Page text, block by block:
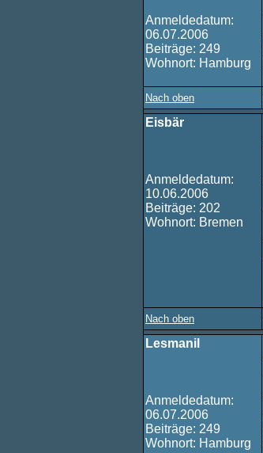
Anmeldedatum:
06.07.2006
Beiträge: 249
Wohnort: Hamburg
Nach oben
Eisbär
Anmeldedatum:
10.06.2006
Beiträge: 202
Wohnort: Bremen
Nach oben
Lesmanil
Anmeldedatum:
06.07.2006
Beiträge: 249
Wohnort: Hamburg